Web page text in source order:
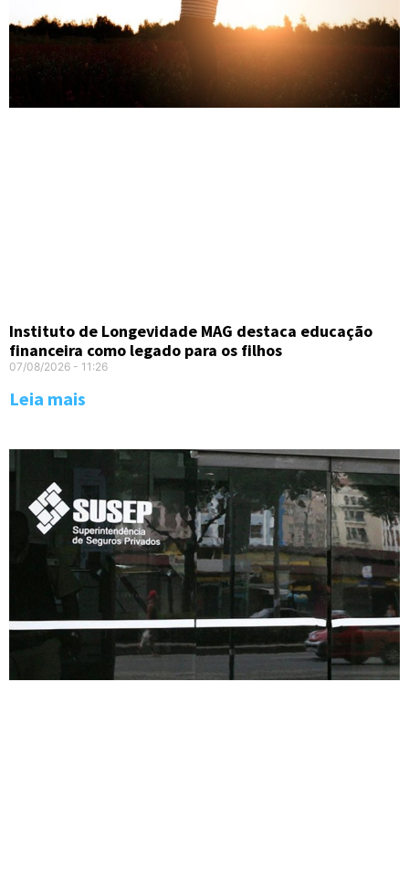
Instituto de Longevidade MAG destaca educação
financeira como legado para os filhos
07/08/2026 11:26
Leia mais